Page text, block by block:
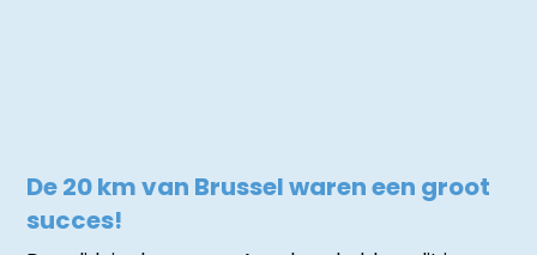
De 20 km van Brussel waren een groot
succes!